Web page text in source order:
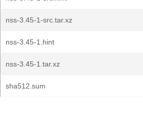
nss-3.45-1-src.tar.xz
nss-3.45-1.hint
nss-3.45-1.tar.xz
sha512.sum